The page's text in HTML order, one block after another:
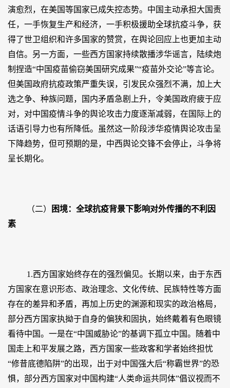
演愈烈，在美国等国家已成失控态势。中国主动承担大国责
任，一手恢复生产和经济，一手积极援助全球抗疫斗争，获
得了世卫组织和许多国家的赞赏，在舆论回应上也更加主动
自信。另一方面，一些西方国家持续散播涉华谣言，陆续炮
制捏造“中国疫苗偷窃美国研究成果”“疫苗外交论”等言论。
但美国政府抗疫政策严重失误，引发民众强烈不满，加上大
选之争、种族问题，国内矛盾急剧上升，令美国政府疲于应
对，对中国疫情斗争的舆论攻击力度逐渐减弱，在国际上的
话语引导力也有所降低。虽然这一阶段涉华疫情舆论攻击呈
下降趋势，但可预期的是，中西舆论交锋不会停止，斗争将
呈长期化。
（二）
困境：全球抗疫背景下影响对外传播的不利因
素
1.西方国家始终存在的强烈偏见。长期以来，由于东西
方国家在意识形态、政治理念、文化传统、民族特性等方面
存在的差异和矛盾，再加上历史的渊源和现实的政治格局，
部分西方国家执拗于自身的偏狭和固执，始终戴着有色眼镜
看待中国。一是在“中国威胁论”的基调下孤立中国。随着中
国走上和平发展之路，西方国家一些政客和学者始终担忧
“修昔底德陷阱”的出现，出于对中国强大后“称霸世界”的恐
惧，部分西方国家对中国构建“人类命运共同体”倡议视而不